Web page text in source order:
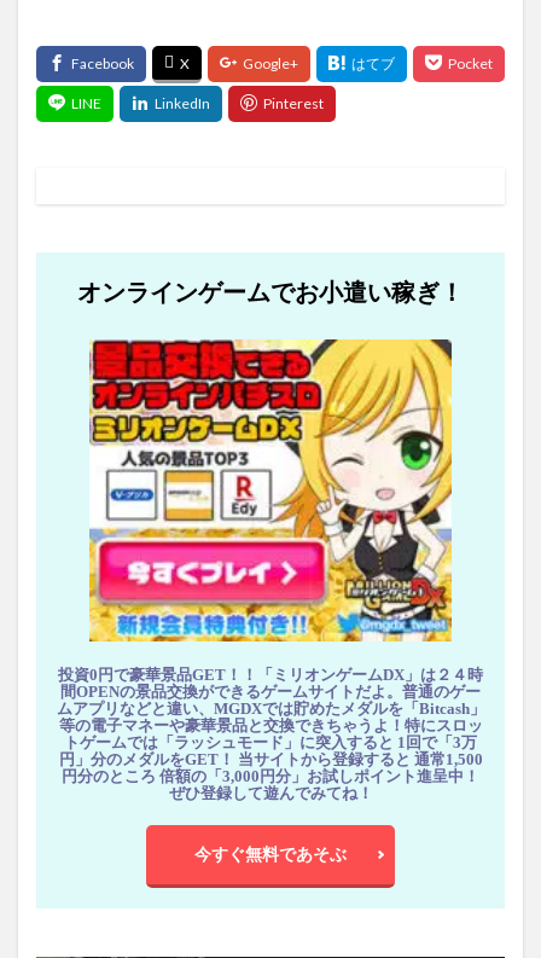
オンラインゲームでお小遣い稼ぎ！
投資0円で豪華景品GET！！「ミリオンゲームDX」は２４時
間OPENの景品交換ができるゲームサイトだよ。普通のゲー
ムアプリなどと違い、MGDXでは貯めたメダルを「Bitcash」
等の電子マネーや豪華景品と交換できちゃうよ！特にスロッ
トゲームでは「ラッシュモード」に突入すると 1回で「3万
円」分のメダルをGET！ 当サイトから登録すると 通常1,500
円分のところ 倍額の「3,000円分」お試しポイント進呈中！
ぜひ登録して遊んでみてね！
今すぐ無料であそぶ